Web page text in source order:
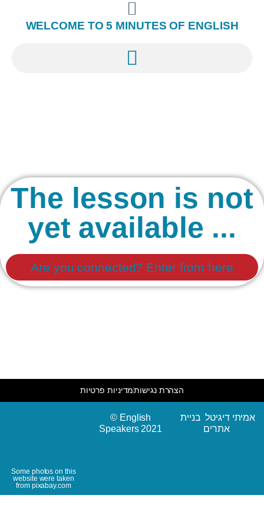
WELCOME TO 5 MINUTES OF ENGLISH
The lesson is not
yet available ...
Are you connected? Enter from here
מדיניות פרטיותהצהרת נגישות
© English
Speakers 2021
אמיתי דיגיטל בניית
אתרים
Some photos on this
website were taken
from pixabay.com